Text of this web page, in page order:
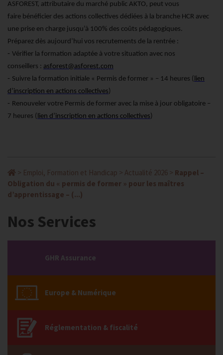
ASFOREST, attributaire du marché public AKTO, peut vous
faire bénéficier des actions collectives dédiées à la branche HCR avec
une prise en charge jusqu’à 100% des coûts pédagogiques.
Préparez dès aujourd’hui vos recrutements de la rentrée :
- Vérifier la formation adaptée à votre situation avec nos
conseillers : asforest@asforest.com
- Suivre la formation initiale « Permis de former » – 14 heures ( lien
d’inscription en actions collectives)
- Renouveler votre Permis de former avec la mise à jour obligatoire –
7 heures ( lien d’inscription en actions collectives)
> Emploi, Formation et Handicap > Actualité 2026 > Rappel –
Obligation du « permis de former » pour les maîtres
d’apprentissage – (...)
Nos Services
GHR Assurance
Europe & Numérique
Réglementation & fiscalité